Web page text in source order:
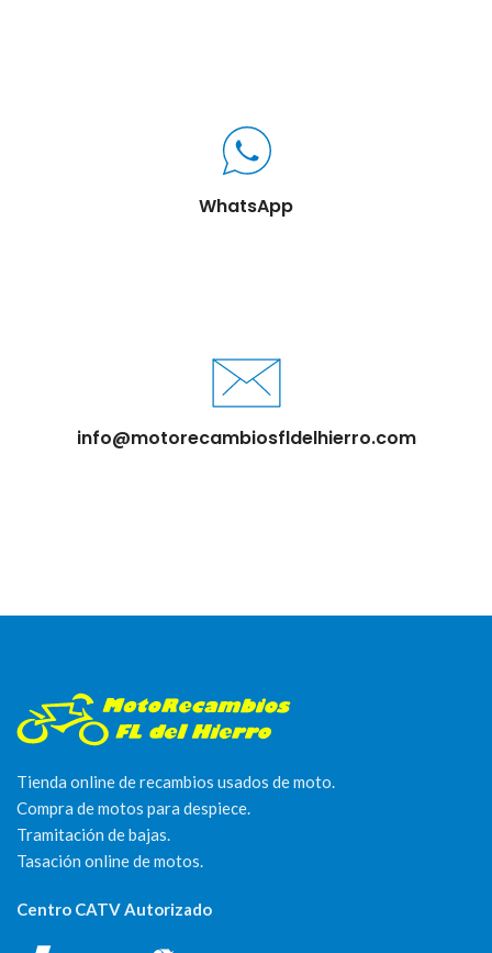
WhatsApp
info@motorecambiosfldelhierro.com
Tienda online de recambios usados de moto.
Compra de motos para despiece.
Tramitación de bajas.
Tasación online de motos.
Centro CATV Autorizado